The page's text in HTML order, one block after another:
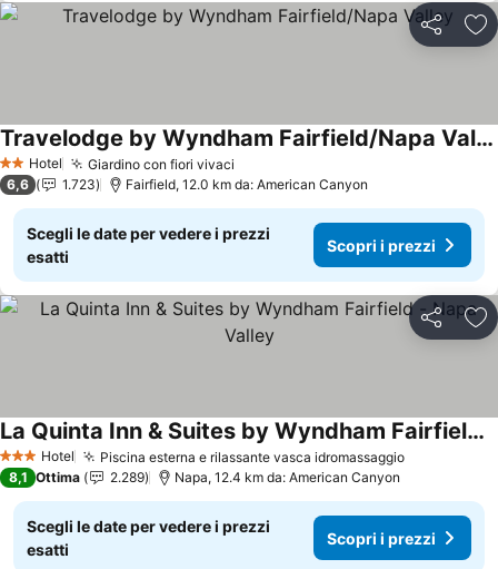
Condividi
2 StelleHotel Giardino con fiori vivaci
Travelodge by Wyndham Fairfield/Napa Valley
6,6 1.723 Fairfield, 12.0 km da: American Canyon
Scegli le date per vedere i prezzi
esatti
Scopri i prezzi
Condividi
3 StelleHotel Piscina esterna e rilassante vasca idromassaggio
La Quinta Inn & Suites by Wyndham Fairfield - Napa Valley
8,1 Ottima 2.289 Napa, 12.4 km da: American Canyon
Scegli le date per vedere i prezzi
esatti
Scopri i prezzi